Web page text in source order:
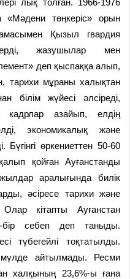
төңкеріс» орын
Қызыл гвардия
жазушылар мен
деп қыспаққа алып,
тарихи мұраны халықтан
білім жүйесі әлсіреді,
кадрлар азайып, елдің
экономикалық және
Бүгінгі өркениеттен 50-60
қойған Ауғанстанды
аралығында билік
әсіресе тарихи және
кітапты Ауғанстан
бір себеп деп таныды.
түбегейлі тоқтатылды.
айтылмады. Ресми
халқының 23,6%-ы ғана